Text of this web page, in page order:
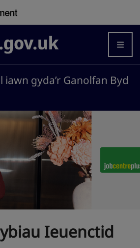
gyda’r Ganolfan Byd
Ieuenctid